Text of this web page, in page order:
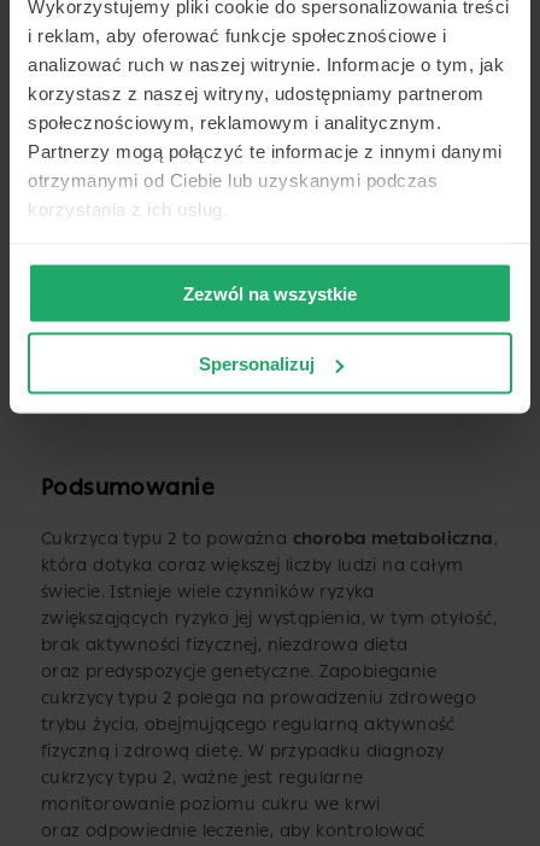
Wykorzystujemy pliki cookie do spersonalizowania treści
i reklam, aby oferować funkcje społecznościowe i
analizować ruch w naszej witrynie. Informacje o tym, jak
korzystasz z naszej witryny, udostępniamy partnerom
społecznościowym, reklamowym i analitycznym.
Partnerzy mogą połączyć te informacje z innymi danymi
otrzymanymi od Ciebie lub uzyskanymi podczas
korzystania z ich usług.
Zezwól na wszystkie
Spersonalizuj
Siedzący tryb życia jest jednym z głównych
czynników ryzyka zwiększających ryzyko cukrzycy
typu 2. Brak aktywności fizycznej może prowadzić
do otyłości, co z kolei zwiększenia ryzyka
zachorowania.
Cukrzyca – powikłania
niewydolność nerek
zmiany skórne
Podsumowanie
Cukrzyca typu 2 to poważna choroba metaboliczna,
która dotyka coraz większej liczby ludzi na całym
świecie. Istnieje wiele czynników ryzyka
zwiększających ryzyko jej wystąpienia, w tym otyłość,
brak aktywności fizycznej, niezdrowa dieta
oraz predyspozycje genetyczne. Zapobieganie
cukrzycy typu 2 polega na prowadzeniu zdrowego
trybu życia, obejmującego regularną aktywność
fizyczną i zdrową dietę. W przypadku diagnozy
cukrzycy typu 2, ważne jest regularne
monitorowanie poziomu cukru we krwi
oraz odpowiednie leczenie, aby kontrolować